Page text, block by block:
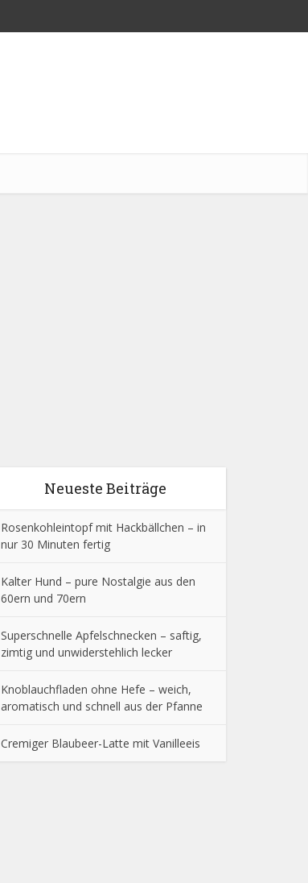
Neueste Beiträge
Rosenkohleintopf mit Hackbällchen – in
nur 30 Minuten fertig
Kalter Hund – pure Nostalgie aus den
60ern und 70ern
Superschnelle Apfelschnecken – saftig,
zimtig und unwiderstehlich lecker
Knoblauchfladen ohne Hefe – weich,
aromatisch und schnell aus der Pfanne
Cremiger Blaubeer-Latte mit Vanilleeis